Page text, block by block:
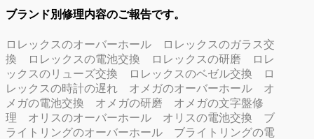
ブランド別修理内容のご報告です。
ロレックスのオーバーホール
ロレックスのガラス交
換
ロレックスの電池交換 ロレックスの研磨
ロレ
ックスのリューズ交換
ロレックスのベゼル交換
ロ
レックスの時計の遅れ
オメガのオーバーホール
オ
メガの電池交換
オメガの研磨
オメガの文字盤修
理
オリスのオーバーホール オリスの電池交換
ブ
ライトリングのオーバーホール
ブライトリングの電